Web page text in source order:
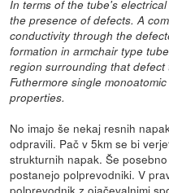
In terms of the tube's
the presence of defects. A
conductivity through the
formation in armchair type
region surrounding that defect
Futhermore single
properties.
No imajo še nekaj resnih
odpravili. Pač v 5km se bi
strukturnih napak. Še
postanejo polprevodniki. V
polprevodnik z ojačevalnimi